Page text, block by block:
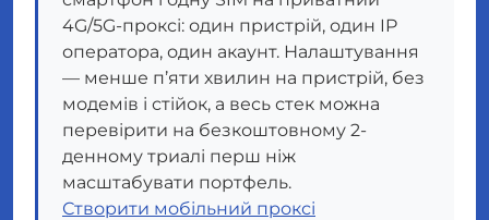
4G/5G-проксі: один пристрій, один IP
оператора, один акаунт. Налаштування
— менше п’яти хвилин на пристрій, без
модемів і стійок, а весь стек можна
перевірити на безкоштовному 2-
денному триалі перш ніж
масштабувати портфель.
Створити мобільний проксі